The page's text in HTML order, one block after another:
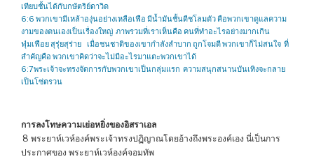
เทียบชั้นได้กับกษัตริย์ดาวิด
6:6 พวกเขามีเหล้าองุ่นอย่างเหลือเฟือ มีน้ำมันชั้นดีชโลมตัว คือพวกเขาดูแลความ
งามของตนเองเป็นเรื่องใหญ่ ภาพรวมที่เราเห็นคือ คนที่ทำอะไรอย่างมากเกิน
ฟุ่มเฟือย สุรุ่ยสุร่าย เมื่อชนชาติของเขากำลังลำบาก ถูกโจมตี พวกเขาก็ไม่สนใจ ที่
สำคัญคือ พวกเขาคิดว่าจะไม่มีอะไรมาแตะพวกเขาได้
6:7พระเจ้าจะทรงจัดการกับพวกเขาเป็นกลุ่มแรก ความสนุกสนานบันเทิงจะกลาย
เป็นโซ่ตรวน
การลงโทษความเย่อหยิ่งของอิสราเอล
8 พระยาห์เวห์องค์พระเจ้าทรงปฏิญาณโดยอ้างถึงพระองค์เอง นี่เป็นการ
ประกาศของ พระยาห์เวห์องค์จอมทัพ